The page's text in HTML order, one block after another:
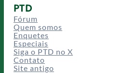
PTD
Fórum
Quem somos
Enquetes
Especiais
Siga o PTD no X
Contato
Site antigo